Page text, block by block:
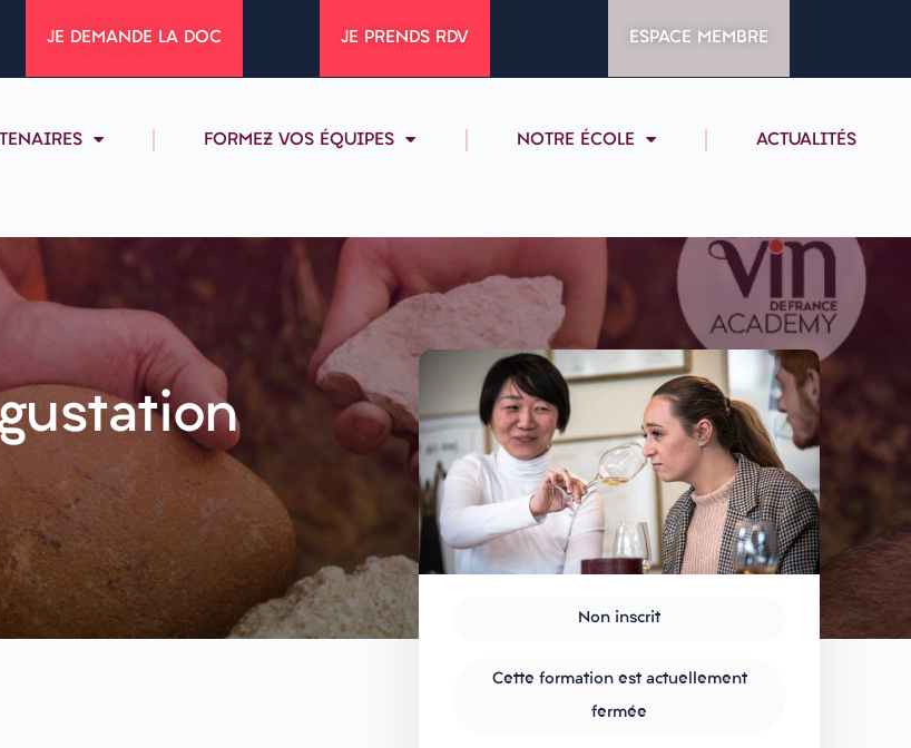
JE DEMANDE LA DOC JE PRENDS RDV ESPACE MEMBRE
FORMEZ VOS ÉQUIPES NOTRE ÉCOLE ACTUALITÉS
Non inscrit
Cette formation est actuellement
fermée